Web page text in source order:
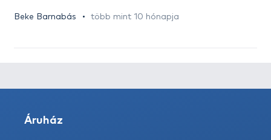
Beke Barnabás több mint 10 hónapja
Áruház